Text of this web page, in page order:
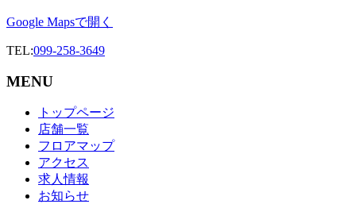
Google Mapsで開く
TEL:099-258-3649
MENU
トップページ
店舗一覧
フロアマップ
アクセス
求人情報
お知らせ